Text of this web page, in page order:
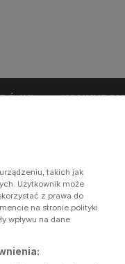
KONKURSY
takich jak
Użytkownik może
z prawa do
na stronie polityki
wpływu na dane